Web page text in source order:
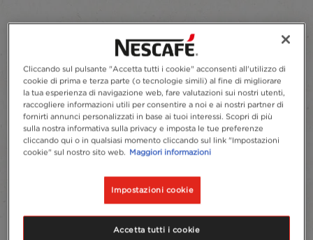
Cliccando sul pulsante "Accetta tutti i cookie" acconsenti all'utilizzo di
cookie di prima e terza parte (o tecnologie simili) al fine di migliorare
la tua esperienza di navigazione web, fare valutazioni sui nostri utenti,
raccogliere informazioni utili per consentire a noi e ai nostri partner di
fornirti annunci personalizzati in base ai tuoi interessi. Scopri di più
sulla nostra informativa sulla privacy e imposta le tue preferenze
cliccando qui o in qualsiasi momento cliccando sul link "Impostazioni
cookie" sul nostro sito web. Maggiori informazioni
Impostazioni cookie
Accetta tutti i cookie